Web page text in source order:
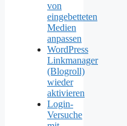
von
eingebetteten
Medien
anpassen
WordPress
Linkmanager
(Blogroll)
wieder
aktivieren
Login-
Versuche